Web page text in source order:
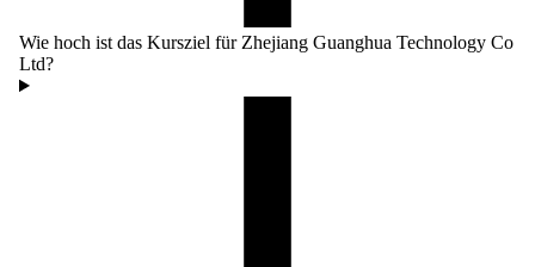
Wie hoch ist das Kursziel für Zhejiang Guanghua Technology Co
Ltd?